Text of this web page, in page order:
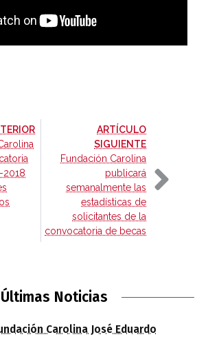
-
2018
ARTÍCULO
SIGUIENTE-
Fundación Carolina
publicará
semanalmente las
estadísticas de
solicitantes de la
convocatoria de becas
Últimas Noticias
Carolina José Eduardo